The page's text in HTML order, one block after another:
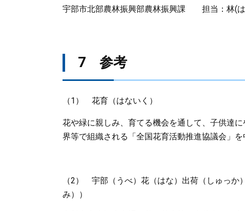
宇部市北部農林振興部農林振興課 担当：林(は
7 参考
（1） 花育（はないく）
花や緑に親しみ、育てる機会を通して、子供達
界等で組織される「全国花育活動推進協議会」
（2） 宇部（うべ）花（はな）出荷（しゅっか
み））